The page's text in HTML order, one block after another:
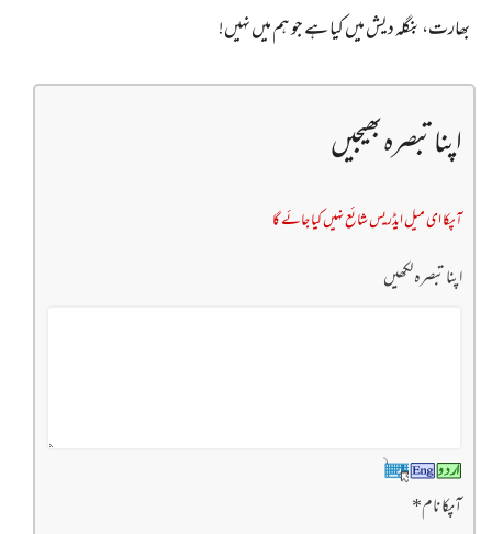
بھارت، بنگلہ دیش میں کیا ہے جو ہم میں نہیں!
اپنا تبصرہ بھیجیں
آپکا ای میل ایڈریس شائع نہیں کیا جائے گا
اپنا تبصرہ لکھیں
آپکا نام*